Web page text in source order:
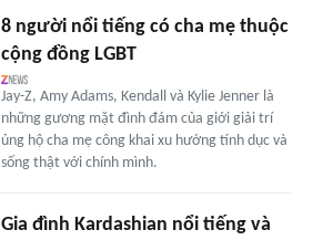
8 người nổi tiếng có cha mẹ thuộc
cộng đồng LGBT
Jay-Z, Amy Adams, Kendall và Kylie Jenner là
những gương mặt đình đám của giới giải trí
ủng hộ cha mẹ công khai xu hướng tính dục và
sống thật với chính mình.
Gia đình Kardashian nổi tiếng và